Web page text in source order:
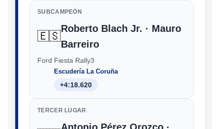
SUBCAMPEÓN
🇪🇸
Roberto Blach Jr. · Mauro
Barreiro
Ford Fiesta Rally3
Escudería La Coruña
+4:18.620
TERCER LUGAR
Antonio Pérez Orozco ·